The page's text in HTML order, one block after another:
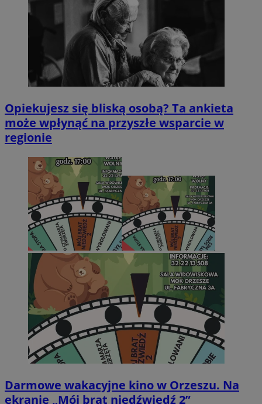
Opiekujesz się bliską osobą? Ta ankieta
może wpłynąć na przyszłe wsparcie w
regionie
Darmowe wakacyjne kino w Orzeszu. Na
ekranie „Mój brat niedźwiedź 2”